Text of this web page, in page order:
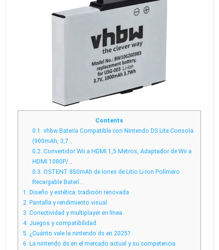
Contents
0.1. vhbw Batería Compatible con Nintendo DS Lite Consola
(900mAh, 3,7…
0.2. Convertidor Wii a HDMI 1,5 Metros, Adaptador de Wii a
HDMI 1080P/…
0.3. OSTENT 850mAh de Iones de Litio Li-Ion Polímero
Recargable Baterí…
1. Diseño y estética: tradición renovada
2. Pantalla y rendimiento visual
3. Conectividad y multiplayer en línea
4. Juegos y compatibilidad
5. ¿Cuánto vale la nintendo ds en 2025?
6. La nintendo ds en el mercado actual y su competencia